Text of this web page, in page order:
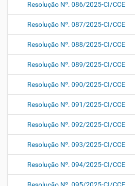
Resolução Nº. 086/2025-CI/CCE
Resolução Nº. 087/2025-CI/CCE
Resolução Nº. 088/2025-CI/CCE
Resolução Nº. 089/2025-CI/CCE
Resolução Nº. 090/2025-CI/CCE
Resolução Nº. 091/2025-CI/CCE
Resolução Nº. 092/2025-CI/CCE
Resolução Nº. 093/2025-CI/CCE
Resolução Nº. 094/2025-CI/CCE